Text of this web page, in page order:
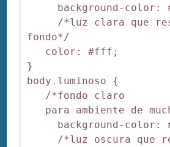
background-color:
/*luz clara que
fondo*/
color: #fff;
}
body.luminoso {
/*fondo claro
para ambiente de
background-color:
/*luz oscura que